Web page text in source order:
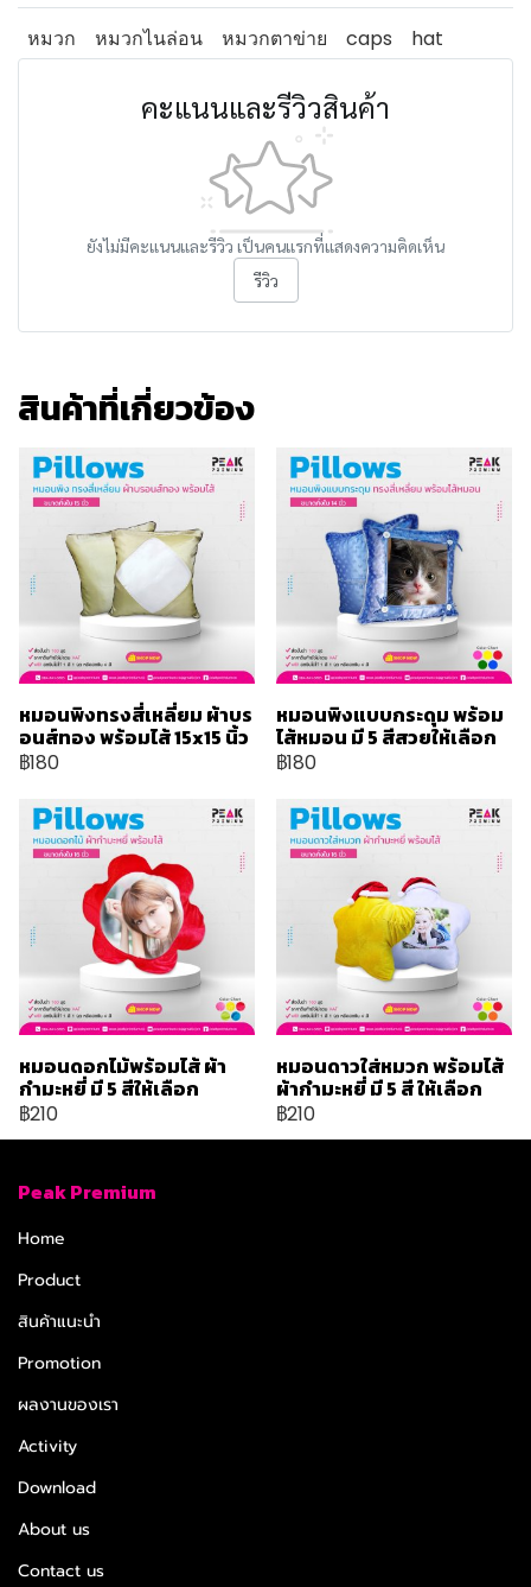
หมวก หมวกไนล่อน หมวกตาข่าย caps hat
คะแนนและรีวิวสินค้า
ยังไม่มีคะแนนและรีวิว เป็นคนแรกที่แสดงความคิดเห็น
รีวิว
สินค้าที่เกี่ยวข้อง
หมอนพิงทรงสี่เหลี่ยม ผ้าบร
อนส์ทอง พร้อมไส้ 15x15 นิ้ว
฿180
หมอนพิงแบบกระดุม พร้อม
ไส้หมอน มี 5 สีสวยให้เลือก
฿180
หมอนดอกไม้พร้อมไส้ ผ้า
กำมะหยี่ มี 5 สีให้เลือก
฿210
หมอนดาวใส่หมวก พร้อมไส้
ผ้ากำมะหยี่ มี 5 สี ให้เลือก
฿210
Peak Premium
Home
Product
สินค้าแนะนำ
Promotion
ผลงานของเรา
Activity
Download
About us
Contact us